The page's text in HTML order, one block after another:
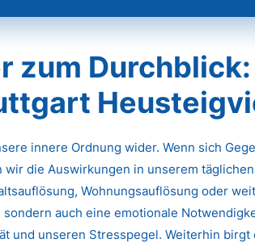
zum Durchblick:
innere Ordnung wider. Wenn sich
die Auswirkungen in unserem
Wohnungsauflösung oder
auch eine emotionale
und unseren Stresspegel. Weiterhin